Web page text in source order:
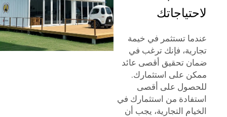
لاحتياجاتك
عندما تستثمر في خيمة
تجارية، فإنك ترغب في
ضمان تحقيق أقصى عائد
ممكن على استثمارك.
للحصول على أقصى
استفادة من استثمارك في
الخيام التجارية، يجب أن